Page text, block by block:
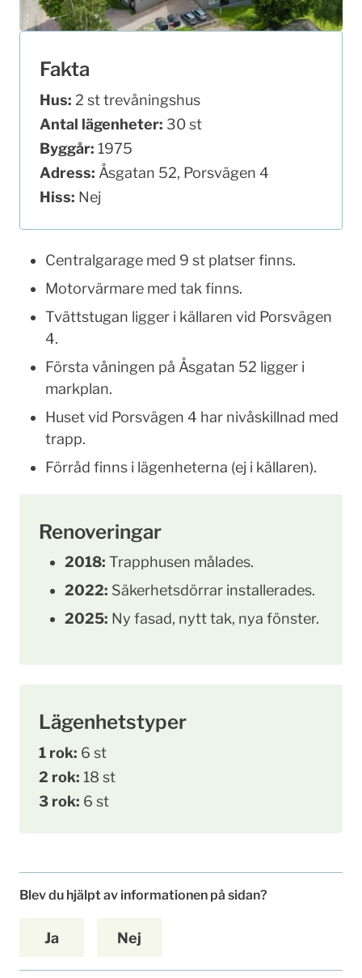
Fakta
Hus: 2 st trevåningshus
Antal lägenheter: 30 st
Byggår: 1975
Adress: Åsgatan 52, Porsvägen 4
Hiss: Nej
Centralgarage med 9 st platser finns.
Motorvärmare med tak finns.
Tvättstugan ligger i källaren vid Porsvägen
4.
Första våningen på Åsgatan 52 ligger i
markplan.
Huset vid Porsvägen 4 har nivåskillnad med
trapp.
Förråd finns i lägenheterna (ej i källaren).
Renoveringar
2018: Trapphusen målades.
2022: Säkerhetsdörrar installerades.
2025: Ny fasad, nytt tak, nya fönster.
Lägenhetstyper
1 rok: 6 st
2 rok: 18 st
3 rok: 6 st
Blev du hjälpt av informationen på sidan?
Ja Nej